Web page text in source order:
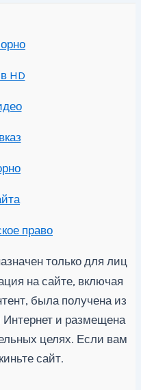
HD
право
только для лиц
на сайте, включая
была получена из
Интернет и размещена
целях. Если вам
сайт.